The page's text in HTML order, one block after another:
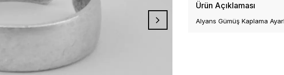
Ürün Açıklaması
Alyans Gümüş Kaplama